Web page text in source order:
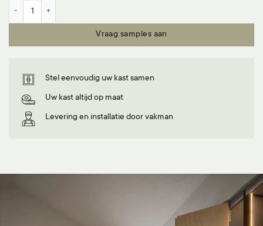
Casella eik licht natuur - H1367 ST40 aantal
Vraag samples aan
Stel eenvoudig uw kast samen
Uw kast altijd op maat
Levering en installatie door vakman